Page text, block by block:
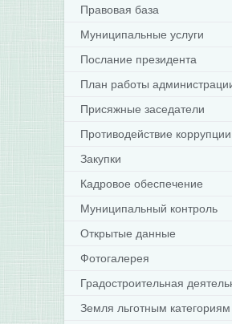
Правовая база
Муниципальные услуги
Послание президента
План работы
Присяжные заседатели
Противодействие коррупции
Закупки
Кадровое обеспечение
Муниципальный контроль
Открытые данные
Фотогалерея
Градостроительная
Земля льготным категориям